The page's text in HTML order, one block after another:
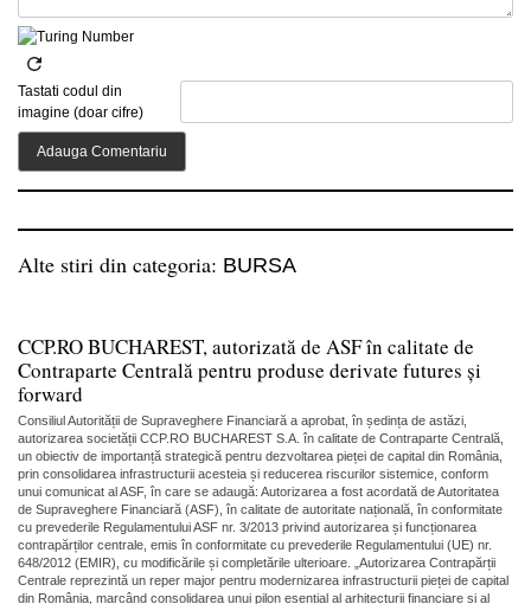
Tastati codul din
imagine (doar cifre)
Alte stiri din categoria: BURSA
CCP.RO BUCHAREST, autorizată de ASF în calitate de
Contraparte Centrală pentru produse derivate futures și
forward
Consiliul Autorității de Supraveghere Financiară a aprobat, în ședința de astăzi,
autorizarea societății CCP.RO BUCHAREST S.A. în calitate de Contraparte Centrală,
un obiectiv de importanță strategică pentru dezvoltarea pieței de capital din România,
prin consolidarea infrastructurii acesteia și reducerea riscurilor sistemice, conform
unui comunicat al ASF, în care se adaugă: Autorizarea a fost acordată de Autoritatea
de Supraveghere Financiară (ASF), în calitate de autoritate națională, în conformitate
cu prevederile Regulamentului ASF nr. 3/2013 privind autorizarea și funcționarea
contrapărților centrale, emis în conformitate cu prevederile Regulamentului (UE) nr.
648/2012 (EMIR), cu modificările și completările ulterioare. „Autorizarea Contrapărții
Centrale reprezintă un reper major pentru modernizarea infrastructurii pieței de capital
din România, marcând consolidarea unui pilon esențial al arhitecturii financiare și al